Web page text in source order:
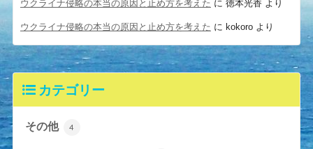
ウクライナ侵略の本当の原因と止め方を考えた に 徳本光香 より
ウクライナ侵略の本当の原因と止め方を考えた に kokoroより
カテゴリー
その他 4